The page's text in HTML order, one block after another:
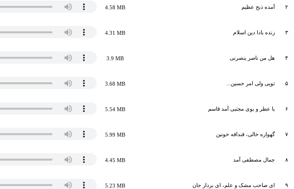
۲ آمده ذبح عظیم 4.58 MB
۳ زنده بادا دین اسلام 4.31 MB
۴ هل من ناصر ینصرنی 3.9 MB
۵ تویی ولی امر حسین... 3.68 MB
۶ با عطر و بوی مجتبی آمد قاسم 5.54 MB
۷ گهواره خالی، قنداقه خونین 5.99 MB
۸ جمال مصطفی آمد 4.45 MB
۹ ای صاحب مشک و علم، ای بردار جان 5.23 MB